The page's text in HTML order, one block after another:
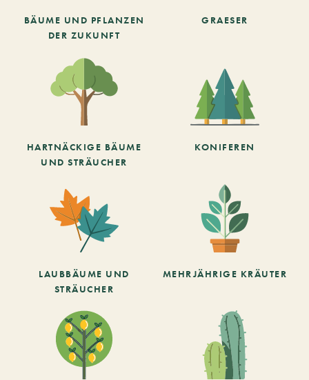
BÄUME UND PFLANZEN
DER ZUKUNFT
GRAESER
HARTNÄCKIGE BÄUME
UND STRÄUCHER
KONIFEREN
LAUBBÄUME UND
STRÄUCHER
MEHRJÄHRIGE KRÄUTER